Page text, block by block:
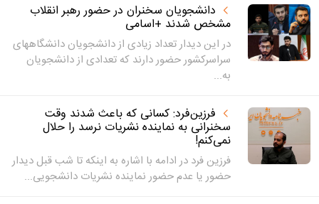
دانشجویان سخنران در حضور رهبر انقلاب
مشخص شدند +اسامی
در این دیدار تعداد زیادی از دانشجویان دانشگاههای
سراسرکشور حضور دارند که تعدادی از دانشجویان
به...
فرزین‌فرد: کسانی که باعث شدند وقت
سخنرانی به نماینده نشریات نرسد را حلال
نمی‌کنم!
فرزین فرد در ادامه با اشاره به اینکه تا شب قبل دیدار
حضور یا عدم حضور نماینده نشریات دانشجویی...